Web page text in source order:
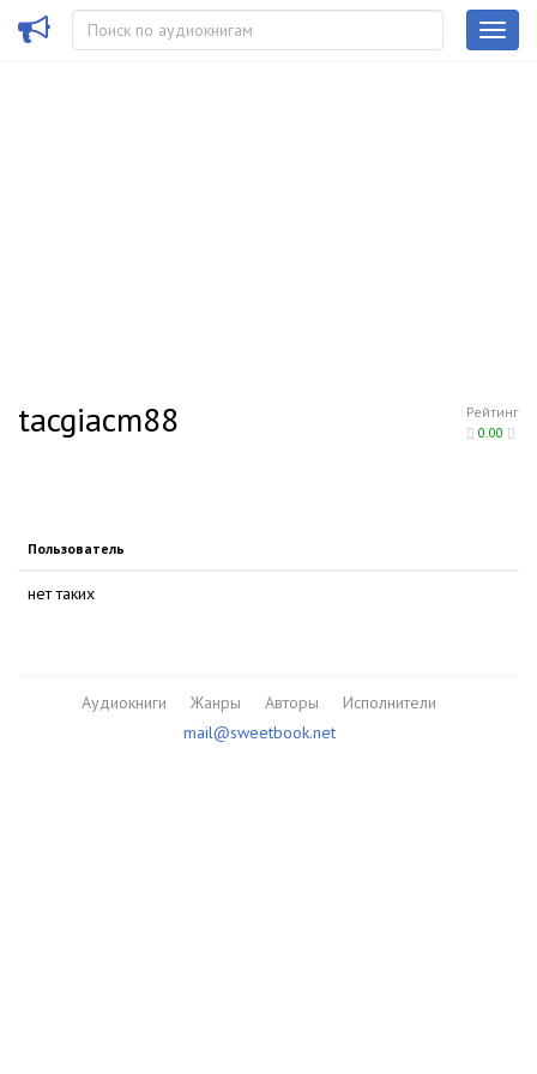
Рейтинг
0.00
tacgiacm88
Пользователь
нет таких
Аудиокниги Жанры Авторы
Исполнители
mail@sweetbook.net